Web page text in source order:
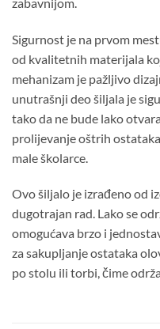
Sigurnost je na prvom
od kvalitetnih materijala
mehanizam je pažljivo
unutrašnji deo šiljala je
tako da ne bude lako
prolijevanje oštrih
male školarce.
Ovo šiljalo je izrađeno od
dugotrajan rad. Lako se
omogućava brzo i
za sakupljanje ostataka
po stolu ili torbi, čime